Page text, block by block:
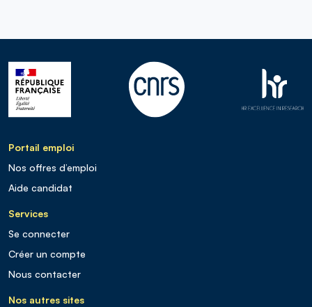
Portail emploi
Nos offres d’emploi
Aide candidat
Services
Se connecter
Créer un compte
Nous contacter
Nos autres sites